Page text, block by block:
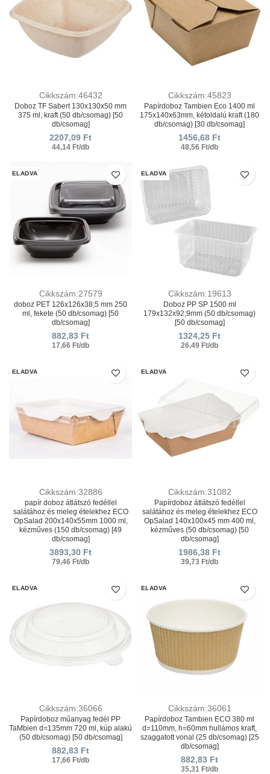
Cikkszám:46432
Doboz TF Sabert 130x130x50 mm
375 ml, kraft (50 db/csomag) [50
db/csomag]
2207,09 Ft
44,14 Ft/db
Cikkszám:45823
Papírdoboz Tambien Eco 1400 ml
175x140x63mm, kétoldalú kraft (180
db/csomag) [30 db/csomag]
1456,68 Ft
48,56 Ft/db
ELADVA
Cikkszám:27579
doboz PET 126х126х38;5 mm 250
ml, fekete (50 db/csomag) [50
db/csomag]
882,83 Ft
17,66 Ft/db
ELADVA
Cikkszám:19613
Doboz PP SP 1500 ml
179х132х92;9mm (50 db/csomag)
[50 db/csomag]
1324,25 Ft
26,49 Ft/db
ELADVA
Cikkszám:32886
papír doboz átlátszó fedéllel
salátához és meleg ételekhez ECO
OpSalad 200x140x55mm 1000 ml,
kézműves (150 db/csomag) [49
db/csomag]
3893,30 Ft
79,46 Ft/db
ELADVA
Cikkszám:31082
Papírdoboz átlátszó fedéllel
salátához és meleg ételekhez ECO
OpSalad 140x100x45 mm 400 ml,
kézműves (50 db/csomag) [50
db/csomag]
1986,38 Ft
39,73 Ft/db
ELADVA
Cikkszám:36066
Papírdoboz műanyag fedél PP
TaMbien d=135mm 720 ml, kúp alakú
(50 db/csomag) [50 db/csomag]
882,83 Ft
17,66 Ft/db
ELADVA
Cikkszám:36061
Papírdoboz Tambien ECO 380 ml
d=110mm, h=60mm hullámos kraft,
szaggatott vonal (25 db/csomag) [25
db/csomag]
882,83 Ft
35,31 Ft/db